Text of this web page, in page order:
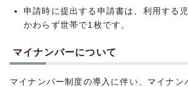
申請時に提出する申請書は、利用する
かわらず世帯で1枚です。
マイナンバーについて
マイナンバー制度の導入に伴い、マイナン